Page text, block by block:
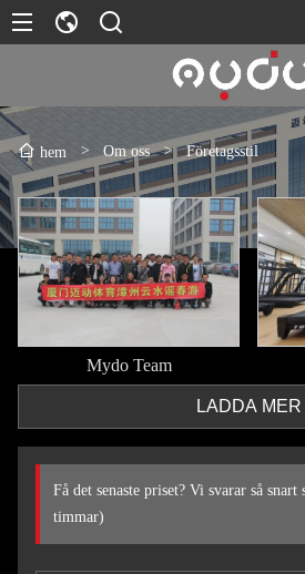
hem > Om oss > Företagsstil
Mydo Team
LADDA MER
Få det senaste priset? Vi svarar så
timmar)